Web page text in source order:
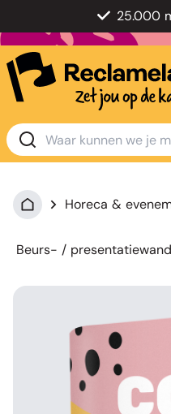
25.000
Horeca &
Beurs- / presentatiewand